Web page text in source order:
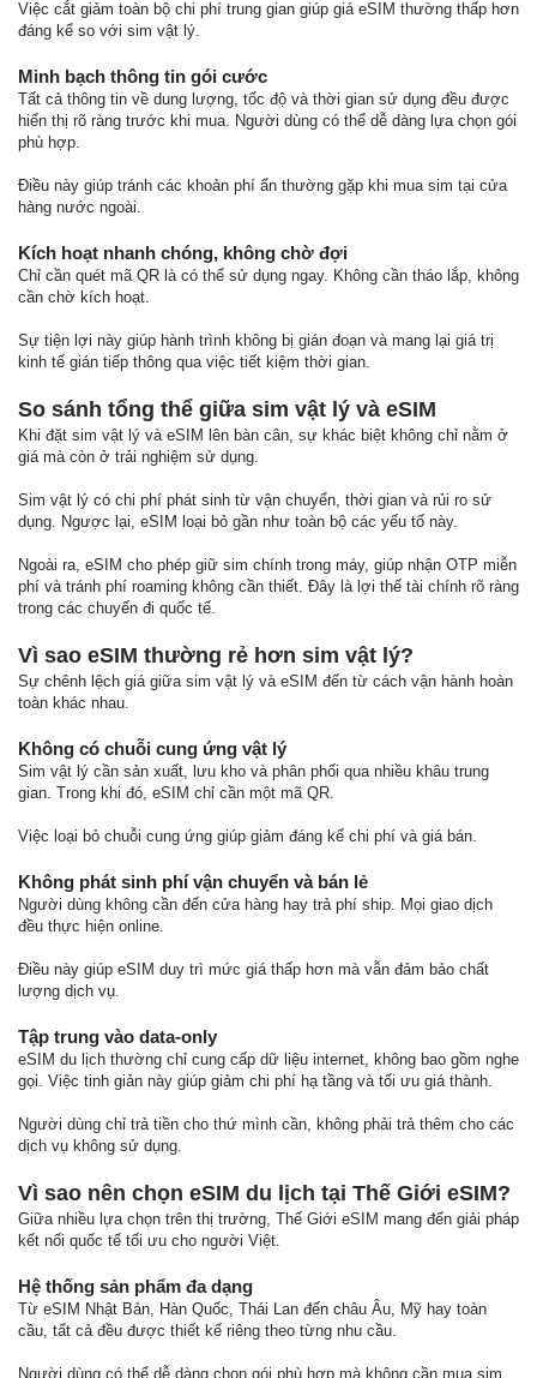
Việc cắt giảm toàn bộ chi phí trung gian giúp giá eSIM thường thấp hơn
đáng kể so với sim vật lý.
Minh bạch thông tin gói cước
Tất cả thông tin về dung lượng, tốc độ và thời gian sử dụng đều được
hiển thị rõ ràng trước khi mua. Người dùng có thể dễ dàng lựa chọn gói
phù hợp.
Điều này giúp tránh các khoản phí ẩn thường gặp khi mua sim tại cửa
hàng nước ngoài.
Kích hoạt nhanh chóng, không chờ đợi
Chỉ cần quét mã QR là có thể sử dụng ngay. Không cần tháo lắp, không
cần chờ kích hoạt.
Sự tiện lợi này giúp hành trình không bị gián đoạn và mang lại giá trị
kinh tế gián tiếp thông qua việc tiết kiệm thời gian.
So sánh tổng thể giữa sim vật lý và eSIM
Khi đặt sim vật lý và eSIM lên bàn cân, sự khác biệt không chỉ nằm ở
giá mà còn ở trải nghiệm sử dụng.
Sim vật lý có chi phí phát sinh từ vận chuyển, thời gian và rủi ro sử
dụng. Ngược lại, eSIM loại bỏ gần như toàn bộ các yếu tố này.
Ngoài ra, eSIM cho phép giữ sim chính trong máy, giúp nhận OTP miễn
phí và tránh phí roaming không cần thiết. Đây là lợi thế tài chính rõ ràng
trong các chuyến đi quốc tế.
Vì sao eSIM thường rẻ hơn sim vật lý?
Sự chênh lệch giá giữa sim vật lý và eSIM đến từ cách vận hành hoàn
toàn khác nhau.
Không có chuỗi cung ứng vật lý
Sim vật lý cần sản xuất, lưu kho và phân phối qua nhiều khâu trung
gian. Trong khi đó, eSIM chỉ cần một mã QR.
Việc loại bỏ chuỗi cung ứng giúp giảm đáng kể chi phí và giá bán.
Không phát sinh phí vận chuyển và bán lẻ
Người dùng không cần đến cửa hàng hay trả phí ship. Mọi giao dịch
đều thực hiện online.
Điều này giúp eSIM duy trì mức giá thấp hơn mà vẫn đảm bảo chất
lượng dịch vụ.
Tập trung vào data-only
eSIM du lịch thường chỉ cung cấp dữ liệu internet, không bao gồm nghe
gọi. Việc tinh giản này giúp giảm chi phí hạ tầng và tối ưu giá thành.
Người dùng chỉ trả tiền cho thứ mình cần, không phải trả thêm cho các
dịch vụ không sử dụng.
Vì sao nên chọn eSIM du lịch tại Thế Giới eSIM?
Giữa nhiều lựa chọn trên thị trường, Thế Giới eSIM mang đến giải pháp
kết nối quốc tế tối ưu cho người Việt.
Hệ thống sản phẩm đa dạng
Từ eSIM Nhật Bản, Hàn Quốc, Thái Lan đến châu Âu, Mỹ hay toàn
cầu, tất cả đều được thiết kế riêng theo từng nhu cầu.
Người dùng có thể dễ dàng chọn gói phù hợp mà không cần mua sim